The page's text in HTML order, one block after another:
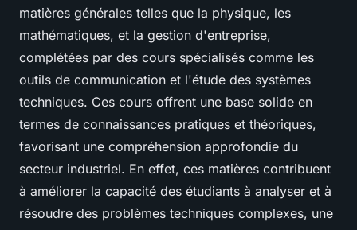
matières générales telles que la physique, les
mathématiques, et la gestion d'entreprise,
complétées par des cours spécialisés comme les
outils de communication et l'étude des systèmes
techniques. Ces cours offrent une base solide en
termes de connaissances pratiques et théoriques,
favorisant une compréhension approfondie du
secteur industriel. En effet, ces matières contribuent
à améliorer la capacité des étudiants à analyser et à
résoudre des problèmes techniques complexes, une